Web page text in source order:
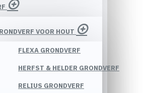
VOOR HOUT
FLEXA GRONDVERF
HERFST & HELDER GRONDVERF
RELIUS GRONDVERF